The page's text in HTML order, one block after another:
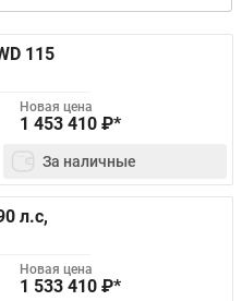
115
Новая цена
1 453 410 ₽*
За наличные
л.с,
Новая цена
1 533 410 ₽*